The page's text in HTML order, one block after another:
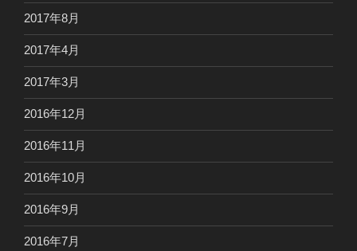
2017年8月
2017年4月
2017年3月
2016年12月
2016年11月
2016年10月
2016年9月
2016年7月